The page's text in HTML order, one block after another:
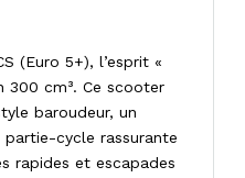
(Euro 5+), l’esprit «
300 cm³. Ce scooter
baroudeur, un
cycle rassurante
rapides et escapades